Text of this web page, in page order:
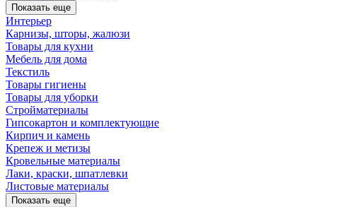
Показать еще
Интерьер
Карнизы, шторы, жалюзи
Товары для кухни
Мебель для дома
Текстиль
Товары гигиены
Товары для уборки
Стройматериалы
Гипсокартон и комплектующие
Кирпич и камень
Крепеж и метизы
Кровельные материалы
Лаки, краски, шпатлевки
Листовые материалы
Показать еще